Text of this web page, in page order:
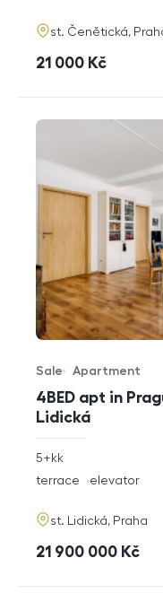
adresa
st. Čenětická,
cena
21 000 Kč
4BED apt in
Lidická
Offer type
Sale
Property type
Apartment
rozměry
disposition
5+kk
funkce
terrace elevator
adresa
st. Lidická, Praha
cena
21 900 000 Kč